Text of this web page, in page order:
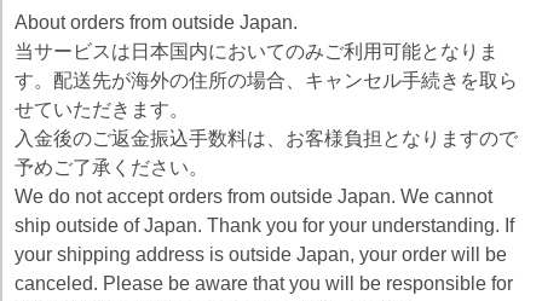
About orders from outside Japan.
当サービスは日本国内においてのみご利用可能となりま
す。配送先が海外の住所の場合、キャンセル手続きを取ら
せていただきます。
入金後のご返金振込手数料は、お客様負担となりますので
予めご了承ください。
We do not accept orders from outside Japan. We cannot
ship outside of Japan. Thank you for your understanding. If
your shipping address is outside Japan, your order will be
canceled. Please be aware that you will be responsible for